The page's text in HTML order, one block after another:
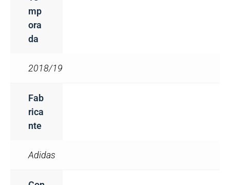
Mp
Ora
Da
2018/19
Fab
Rica
Nte
Adidas